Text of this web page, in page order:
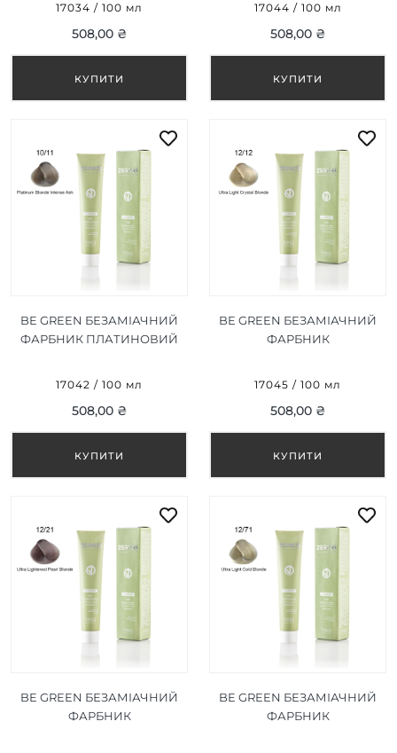
17034 / 100 мл
508,00 ₴
100 МЛ
17044 / 100 мл
508,00 ₴
BE GREEN БЕЗАМІАЧНИЙ
ФАРБНИК ПЛАТИНОВИЙ
17042 / 100 мл
508,00 ₴
BE GREEN БЕЗАМІАЧНИЙ
ФАРБНИК
МЛ
17045 / 100 мл
508,00 ₴
BE GREEN БЕЗАМІАЧНИЙ
ФАРБНИК
BE GREEN БЕЗАМІАЧНИЙ
ФАРБНИК